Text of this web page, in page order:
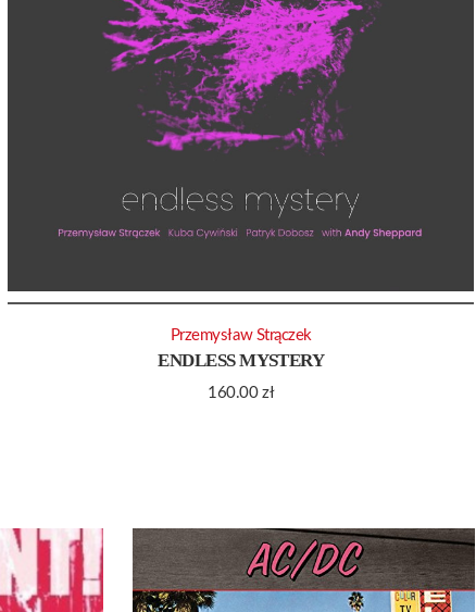
ENDLESS MYSTERY
160.00zł
Przemysław Strączek